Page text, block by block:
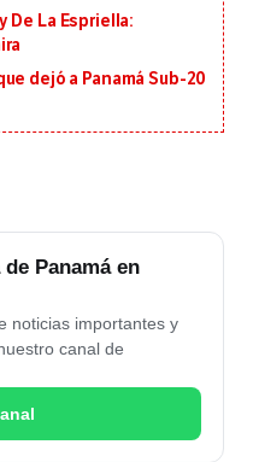
De La Espriella:
dejó a Panamá Sub-20
Panamá en
noticias importantes y
canal de